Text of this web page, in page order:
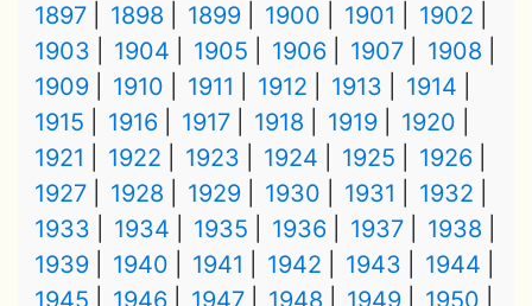
1897
1898 1899 1900 1901
1902
1903
1904 1905 1906 1907
1908
1909
1910 1911 1912 1913
1914
1915
1916 1917 1918 1919
1920
1921
1922 1923 1924 1925
1926
1927
1928 1929 1930 1931
1932
1933
1934 1935 1936 1937
1938
1939
1940 1941 1942 1943
1944
1945
1946 1947 1948 1949
1950